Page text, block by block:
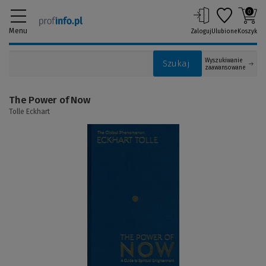
Menu
Szukaj
Wyszukiwanie
zaawansowane
ZalogujUlubione
0
Koszyk
The Power of Now
Tolle Eckhart